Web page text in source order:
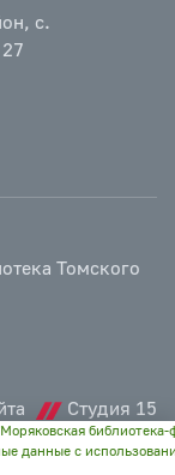
с.
Томского
Студия 15
данные с